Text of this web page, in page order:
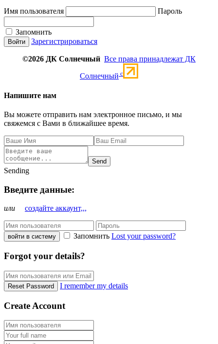
Имя пользователя Пароль
Запомнить
Зарегистрироваться
©2026 ДК Солнечный Все права принадлежат ДК
Солнечный c
Напишите нам
Вы можете отправить нам электронное письмо, и мы
свяжемся с Вами в ближайшее время.
Send
Sending
Введите данные:
или создайте аккаунт,,,
войти в систему Запомнить Lost your password?
Forgot your details?
Reset Password I remember my details
Create Account